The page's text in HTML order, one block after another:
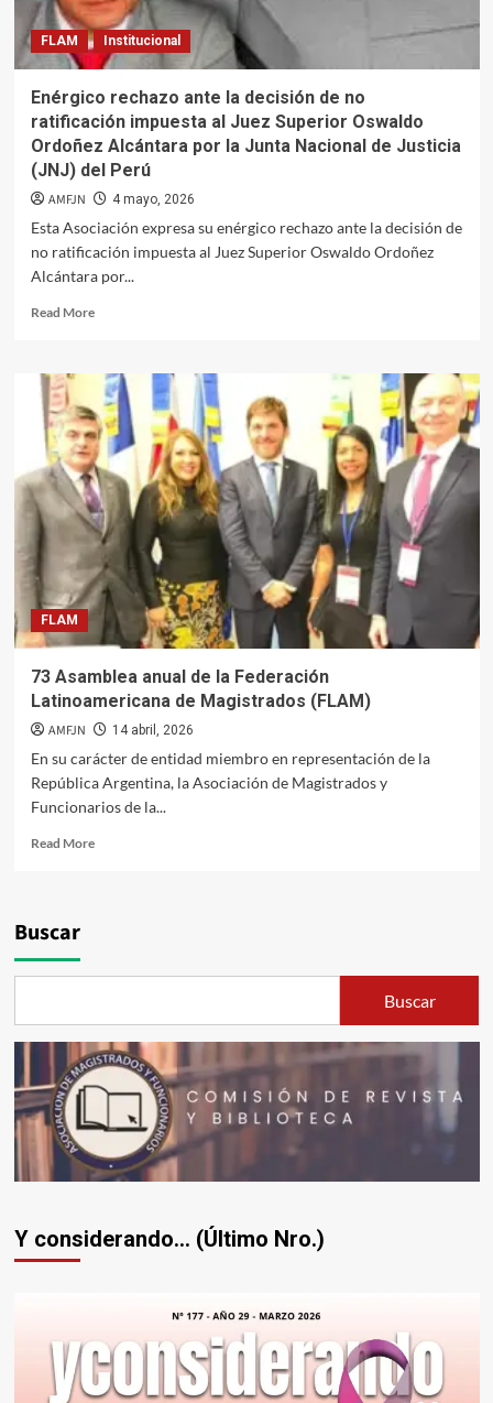
FLAM Institucional
Enérgico rechazo ante la decisión de no
ratificación impuesta al Juez Superior Oswaldo
Ordoñez Alcántara por la Junta Nacional de Justicia
(JNJ) del Perú
AMFJN 4 mayo, 2026
Esta Asociación expresa su enérgico rechazo ante la decisión de
no ratificación impuesta al Juez Superior Oswaldo Ordoñez
Alcántara por...
Read MoreRead
Enérgico
rechazo
ante
la
decisión
de
no
ratificación
impuesta
Juez
Superior
Oswaldo
Ordoñez
por
la
Junta
de
Justicia
(JNJ)
Perú
FLAM
73 Asamblea anual de la Federación
Latinoamericana de Magistrados (FLAM)
AMFJN 14 abril, 2026
En su carácter de entidad miembro en representación de la
República Argentina, la Asociación de Magistrados y
Funcionarios de la...
Read MoreRead
Latinoamericana
de
Magistrados
(FLAM)
Buscar
Buscar
Y considerando... (Último Nro.)